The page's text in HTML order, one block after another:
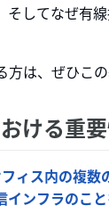
してなぜ有
は、ぜひこ
ける重
ス内の複数
インフラのこ